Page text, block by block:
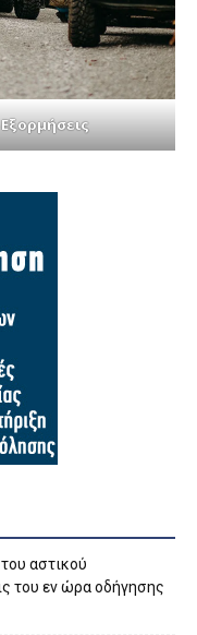
αστικού
του εν ώρα οδήγησης